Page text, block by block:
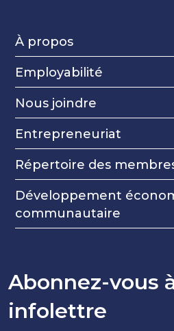
À propos
Employabilité
Nous joindre
Entrepreneuriat
Répertoire des
Développement
communautaire
Abonnez-vous
infolettre